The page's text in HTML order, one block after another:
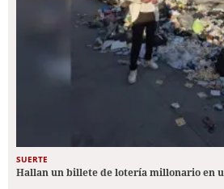
SUERTE
Hallan un billete de lotería millonario en